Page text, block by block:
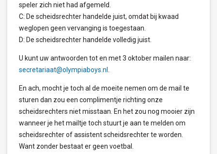
speler zich niet had afgemeld.
C: De scheidsrechter handelde juist, omdat bij kwaad
weglopen geen vervanging is toegestaan.
D: De scheidsrechter handelde volledig juist.
U kunt uw antwoorden tot en met 3 oktober mailen naar:
secretariaat@olympiaboys.nl
En ach, mocht je toch al de moeite nemen om de mail te
sturen dan zou een complimentje richting onze
scheidsrechters niet misstaan. En het zou nog mooier zijn
wanneer je het mailtje toch stuurt je aan te melden om
scheidsrechter of assistent scheidsrechter te worden.
Want zonder bestaat er geen voetbal.